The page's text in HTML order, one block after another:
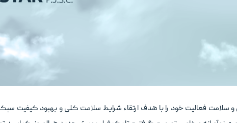
و سلامت فعالیت خود را با هدف ارتقاء شرایط سلامت کلی و بهبود کیفیت